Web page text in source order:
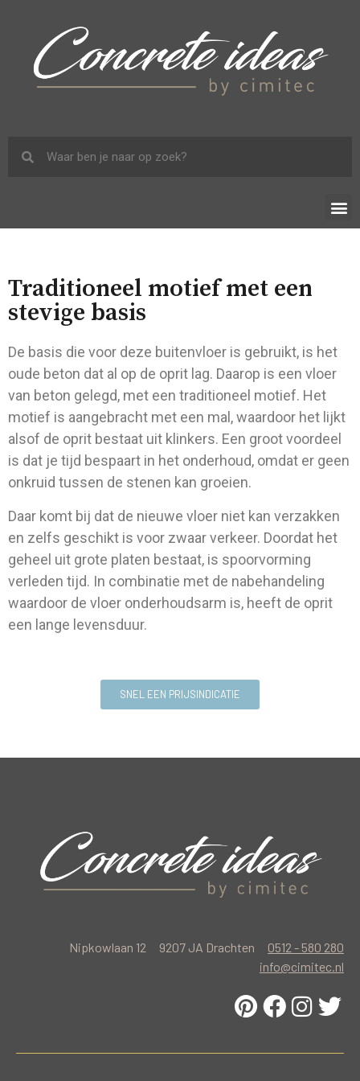
Traditioneel motief met een
stevige basis
De basis die voor deze buitenvloer is gebruikt, is het
oude beton dat al op de oprit lag. Daarop is een vloer
van beton gelegd, met een traditioneel motief. Het
motief is aangebracht met een mal, waardoor het lijkt
alsof de oprit bestaat uit klinkers. Een groot voordeel
is dat je tijd bespaart in het onderhoud, omdat er geen
onkruid tussen de stenen kan groeien.
Daar komt bij dat de nieuwe vloer niet kan verzakken
en zelfs geschikt is voor zwaar verkeer. Doordat het
geheel uit grote platen bestaat, is spoorvorming
verleden tijd. In combinatie met de nabehandeling
waardoor de vloer onderhoudsarm is, heeft de oprit
een lange levensduur.
SNEL EEN PRIJSINDICATIE
Nipkowlaan 12 9207 JA Drachten
0512 - 580 280
info@cimitec.nl